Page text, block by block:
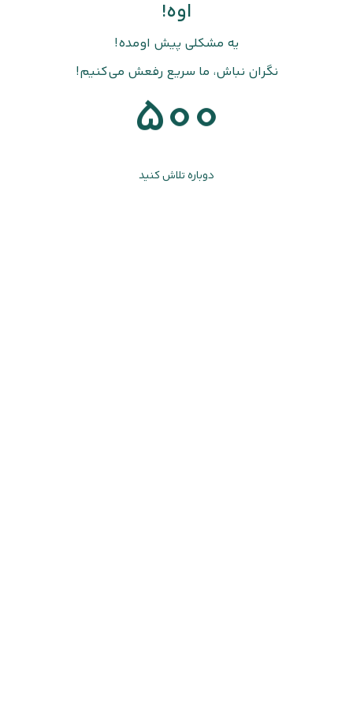
اوه!
یه مشکلی پیش اومده!
نگران نباش، ما سریع رفعش می‌کنیم!
500
دوباره تلاش کنید